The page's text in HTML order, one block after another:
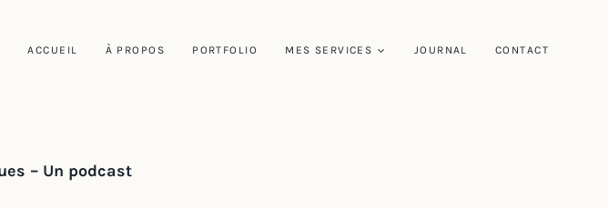
ACCUEIL À PROPOS PORTFOLIO MES SERVICES JOURNAL CONTACT
– Un podcast